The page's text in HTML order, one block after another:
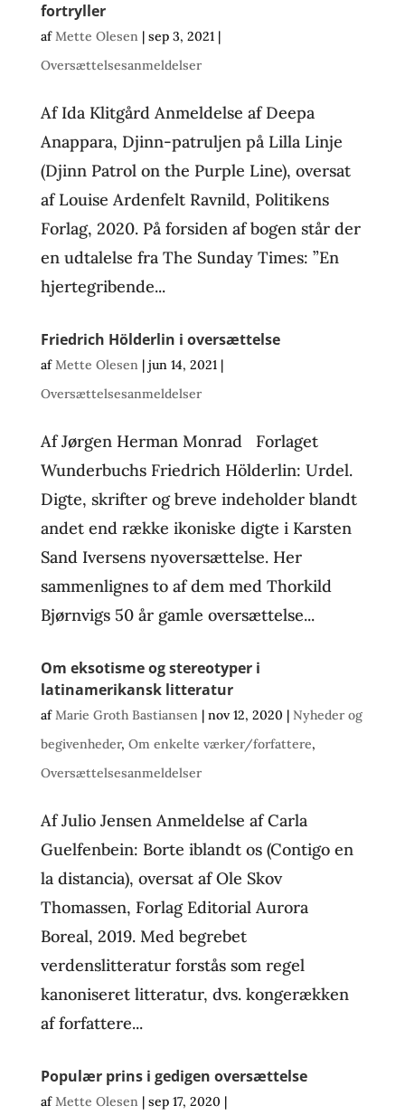
fortryller
afMette Olesen| sep 3, 2021|
Oversættelsesanmeldelser
Af Ida Klitgård Anmeldelse af Deepa
Anappara, Djinn-patruljen på Lilla Linje
(Djinn Patrol on the Purple Line), oversat
af Louise Ardenfelt Ravnild, Politikens
Forlag, 2020. På forsiden af bogen står der
en udtalelse fra The Sunday Times: ”En
hjertegribende...
Friedrich Hölderlin i oversættelse
afMette Olesen| jun 14, 2021|
Oversættelsesanmeldelser
Af Jørgen Herman Monrad Forlaget
Wunderbuchs Friedrich Hölderlin: Urdel.
Digte, skrifter og breve indeholder blandt
andet end række ikoniske digte i Karsten
Sand Iversens nyoversættelse. Her
sammenlignes to af dem med Thorkild
Bjørnvigs 50 år gamle oversættelse...
Om eksotisme og stereotyper i
latinamerikansk litteratur
afMarie Groth Bastiansen| nov 12, 2020 | Nyheder og
begivenheder, Om enkelte værker/forfattere,
Oversættelsesanmeldelser
Af Julio Jensen Anmeldelse af Carla
Guelfenbein: Borte iblandt os (Contigo en
la distancia), oversat af Ole Skov
Thomassen, Forlag Editorial Aurora
Boreal, 2019. Med begrebet
verdenslitteratur forstås som regel
kanoniseret litteratur, dvs. kongerækken
af forfattere...
Populær prins i gedigen oversættelse
afMette Olesen| sep 17, 2020 |